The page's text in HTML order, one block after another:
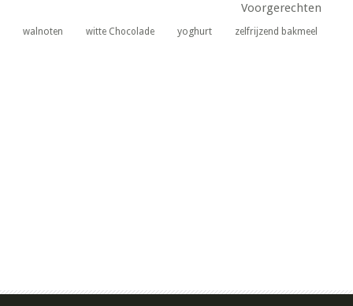
Voorgerechten
walnoten witte Chocolade yoghurt zelfrijzend bakmeel